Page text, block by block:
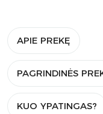
APIE PREKĘ
PAGRINDINĖS
KUO YPATINGAS?